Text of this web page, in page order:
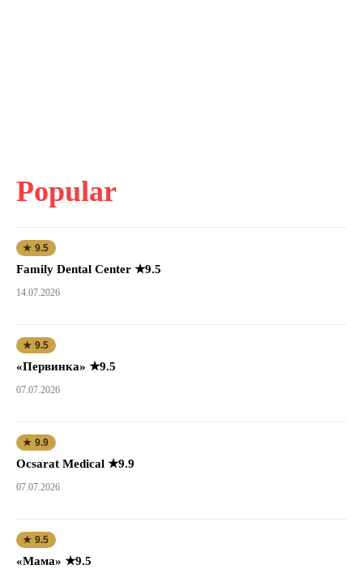
Popular
★ 9.5
Family Dental Center ★9.5
14.07.2026
★ 9.5
«Первинка» ★9.5
07.07.2026
★ 9.9
Ocsarat Medical ★9.9
07.07.2026
★ 9.5
«Мама» ★9.5